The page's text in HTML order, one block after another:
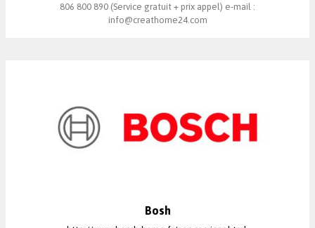
806 800 890 (Service gratuit + prix appel) e-mail :
info@creathome24.com
Bosh